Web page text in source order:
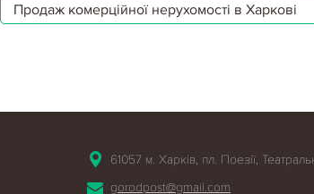
Продаж комерційної нерухомості в Харкові
61057 м. Харків, пл. Поезії,
gorodpost@gmail.com